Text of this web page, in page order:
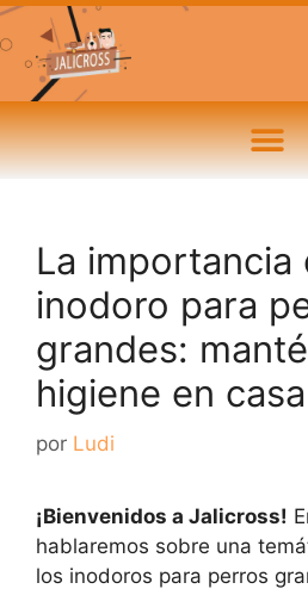
La importancia
inodoro para
grandes:
higiene en casa
por Ludi
¡Bienvenidos a Jalicross!
hablaremos sobre una
los inodoros para perros